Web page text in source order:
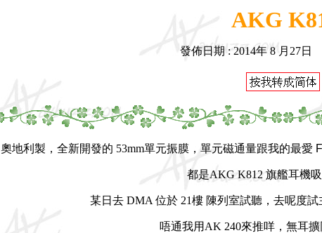
AKG
發佈日期 : 2014年 8 月27日
奧地利製，全新開發的 53mm單元振膜， 單元磁通量跟我的最愛
都是AKG K812 旗艦耳機
某日去 DMA 位於 21樓 陳列室試聽，去呢度試
唔通我用AK 240來推咩，無耳